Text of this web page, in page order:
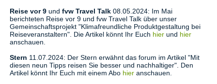
Reise vor 9 und fvw Travel Talk 08.05.2024: Im Mai
berichteten Reise vor 9 und fvw Travel Talk über unser
Gemeinschaftsprojekt "Klimafreundliche Produktgestaltung bei
Reiseveranstaltern". Die Artikel könnt Ihr Euch hier und hier
anschauen.
Stern 11.07.2024: Der Stern erwähnt das forum im Artikel "Mit
diesen neun Tipps reisen Sie besser und nachhaltiger". Den
Artikel könnt Ihr Euch mit einem Abo hier anschauen.